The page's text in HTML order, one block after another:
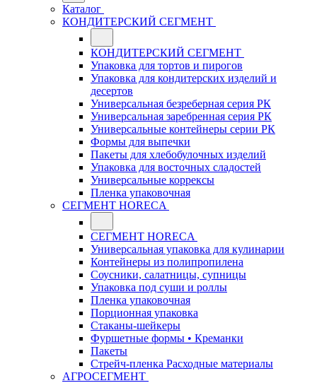
Каталог
КОНДИТЕРСКИЙ СЕГМЕНТ
КОНДИТЕРСКИЙ СЕГМЕНТ
Упаковка для тортов и пирогов
Упаковка для кондитерских изделий и
десертов
Универсальная безреберная серия РК
Универсальная заребренная серия РК
Универсальные контейнеры серии РК
Формы для выпечки
Пакеты для хлебобулочных изделий
Упаковка для восточных сладостей
Универсальные коррексы
Пленка упаковочная
СЕГМЕНТ HORECA
СЕГМЕНТ HORECA
Универсальная упаковка для кулинарии
Контейнеры из полипропилена
Соусники, салатницы, супницы
Упаковка под суши и роллы
Пленка упаковочная
Порционная упаковка
Стаканы-шейкеры
Фуршетные формы • Креманки
Пакеты
Стрейч-пленка Расходные материалы
АГРОСЕГМЕНТ